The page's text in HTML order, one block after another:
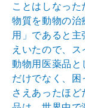
ことはしなっ
物質を動物の治
用」であると
えいたので、ス
動物用医薬品と
だけでなく、
さえあったほ